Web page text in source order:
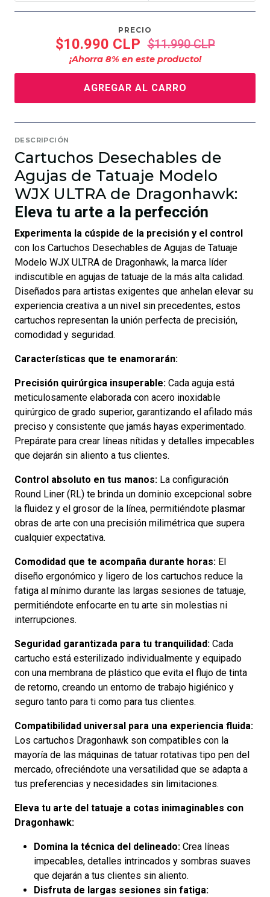
PRECIO
$10.990 CLP $11.990 CLP
¡Ahorra 8% en este producto!
AGREGAR AL CARRO
DESCRIPCIÓN
Cartuchos Desechables de
Agujas de Tatuaje Modelo
WJX ULTRA de Dragonhawk:
Eleva tu arte a la perfección
Experimenta la cúspide de la precisión y el control
con los Cartuchos Desechables de Agujas de Tatuaje
Modelo WJX ULTRA de Dragonhawk, la marca líder
indiscutible en agujas de tatuaje de la más alta calidad.
Diseñados para artistas exigentes que anhelan elevar su
experiencia creativa a un nivel sin precedentes, estos
cartuchos representan la unión perfecta de precisión,
comodidad y seguridad.
Características que te enamorarán:
Precisión quirúrgica insuperable: Cada aguja está
meticulosamente elaborada con acero inoxidable
quirúrgico de grado superior, garantizando el afilado más
preciso y consistente que jamás hayas experimentado.
Prepárate para crear líneas nítidas y detalles impecables
que dejarán sin aliento a tus clientes.
Control absoluto en tus manos: La configuración
Round Liner (RL) te brinda un dominio excepcional sobre
la fluidez y el grosor de la línea, permitiéndote plasmar
obras de arte con una precisión milimétrica que supera
cualquier expectativa.
Comodidad que te acompaña durante horas: El
diseño ergonómico y ligero de los cartuchos reduce la
fatiga al mínimo durante las largas sesiones de tatuaje,
permitiéndote enfocarte en tu arte sin molestias ni
interrupciones.
Seguridad garantizada para tu tranquilidad: Cada
cartucho está esterilizado individualmente y equipado
con una membrana de plástico que evita el flujo de tinta
de retorno, creando un entorno de trabajo higiénico y
seguro tanto para ti como para tus clientes.
Compatibilidad universal para una experiencia fluida:
Los cartuchos Dragonhawk son compatibles con la
mayoría de las máquinas de tatuar rotativas tipo pen del
mercado, ofreciéndote una versatilidad que se adapta a
tus preferencias y necesidades sin limitaciones.
Eleva tu arte del tatuaje a cotas inimaginables con
Dragonhawk:
Domina la técnica del delineado: Crea líneas
impecables, detalles intrincados y sombras suaves
que dejarán a tus clientes sin aliento.
Disfruta de largas sesiones sin fatiga: